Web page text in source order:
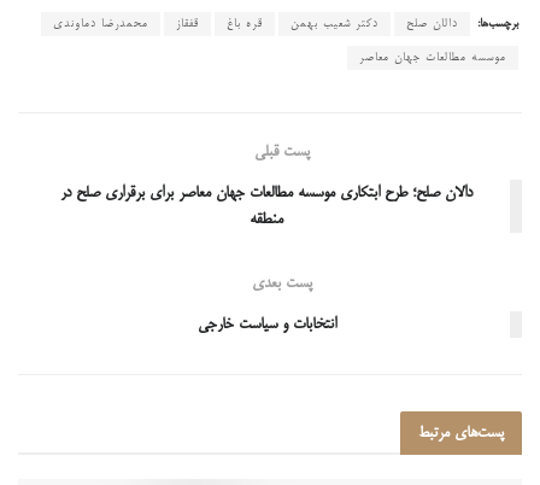
برچسب‌ها: دالان صلح دکتر شعیب بهمن قره باغ قفقاز محمدرضا دماوندی
موسسه مطالعات جهان معاصر
پست قبلی
دالان صلح؛ طرح ابتکاری موسسه مطالعات جهان معاصر برای برقراری صلح در
منطقه
پست بعدی
انتخابات و سیاست خارجی
پست‌های مرتبط